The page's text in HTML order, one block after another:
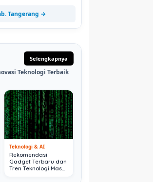
Tangerang →
Selengkapnya
Teknologi Terbaik
Teknologi & AI
Rekomendasi
Gadget Terbaru dan
Tren Teknologi Masa